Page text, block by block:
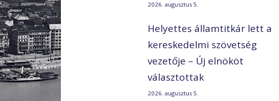
2026. augusztus 5.
Helyettes államtitkár lett a
kereskedelmi szövetség
vezetője – Új elnököt
választottak
2026. augusztus 5.